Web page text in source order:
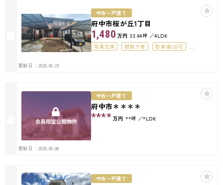
中古一戸建て
府中市桜が丘1丁目
1,480 万円 33.64坪
4LDK
写真充実
間取り有
駐車場2台可
更新日：2026.06.23
中古一戸建て
府中市＊＊＊＊
**** 万円 **坪 *LDK
更新日：2026.06.08
中古一戸建て